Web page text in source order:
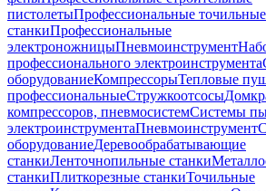
пистолетыПрофессиональные точильные
станкиПрофессиональные
электроножницыПневмоинструмент
профессионального электроинструмента
оборудованиеКомпрессорыТепловые
профессиональныеСтружкоотсосы
компрессоров, пневмосистемСистемы
электроинструментаПневмоинструмент
оборудованиеДеревообрабатывающие
станкиЛенточнопильные станки
станкиПлиткорезные станкиТочильные